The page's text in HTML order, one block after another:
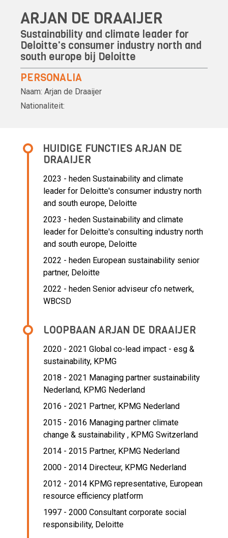
ARJAN DE DRAAIJER
Sustainability and climate leader for
Deloitte's consumer industry north and
south europe bij Deloitte
PERSONALIA
Naam: Arjan de Draaijer
Nationaliteit:
HUIDIGE FUNCTIES ARJAN DE
DRAAIJER
2023 - heden Sustainability and climate
leader for Deloitte's consumer industry north
and south europe, Deloitte
2023 - heden Sustainability and climate
leader for Deloitte's consulting industry north
and south europe, Deloitte
2022 - heden European sustainability senior
partner, Deloitte
2022 - heden Senior adviseur cfo netwerk,
WBCSD
LOOPBAAN ARJAN DE DRAAIJER
2020 - 2021 Global co-lead impact - esg &
sustainability, KPMG
2018 - 2021 Managing partner sustainability
Nederland, KPMG Nederland
2016 - 2021 Partner, KPMG Nederland
2015 - 2016 Managing partner climate
change & sustainability , KPMG Switzerland
2014 - 2015 Partner, KPMG Nederland
2000 - 2014 Directeur, KPMG Nederland
2012 - 2014 KPMG representative, European
resource efficiency platform
1997 - 2000 Consultant corporate social
responsibility, Deloitte